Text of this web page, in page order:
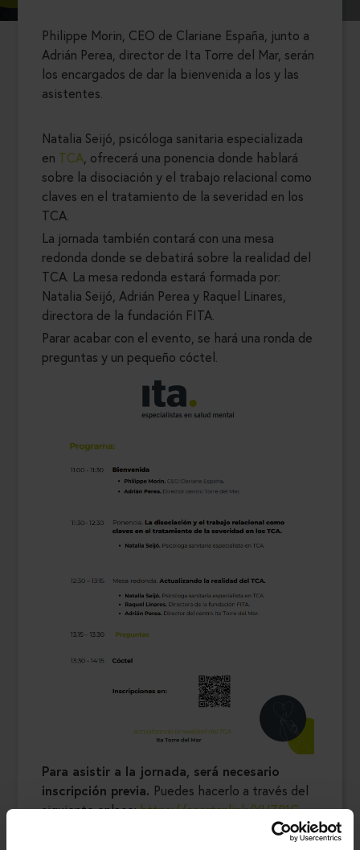
Philippe Morin, CEO de Clariane España, junto a
Adrián Perea, director de Ita Torre del Mar, serán
los encargados de dar la bienvenida a los y las
asistentes.
Natalia Seijó, psicóloga sanitaria especializada
en TCA , ofrecerá una ponencia donde hablará
sobre la disociación y el trabajo relacional como
claves en el tratamiento de la severidad en los
TCA.
La jornada también contará con una mesa
redonda donde se debatirá sobre la realidad del
TCA. La mesa redonda estará formada por:
Natalia Seijó, Adrián Perea y Raquel Linares,
directora de la fundación FITA.
Parar acabar con el evento, se hará una ronda de
preguntas y un pequeño cóctel.
Para asistir a la jornada, será necesario
inscripción previa. Puedes hacerlo a través del
siguiente enlace:https://acortar.link/YUZP1G